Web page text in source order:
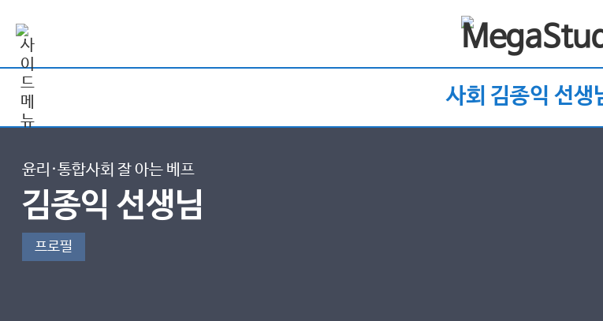
사회 김종익 선생
윤리·통합사회 잘 아는 베프
김종익 선생님
프로필